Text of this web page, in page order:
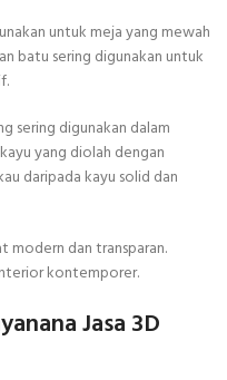
untuk meja yang mewah
batu sering digunakan untuk
sering digunakan dalam
yang diolah dengan
daripada kayu solid dan
modern dan transparan.
kontemporer.
Jasa 3D